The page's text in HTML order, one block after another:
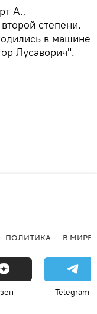
А.,
степени.
в машине
Лусаворич".
ПОЛИТИКА В МИРЕ
Telegram